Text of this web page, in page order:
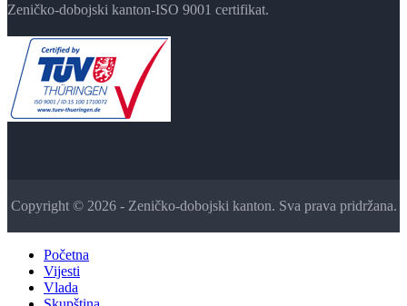
Zeničko-dobojski kanton-ISO 9001 certifikat.
Copyright © 2026 - Zeničko-dobojski kanton. Sva prava pridržana.
Početna
Vijesti
Vlada